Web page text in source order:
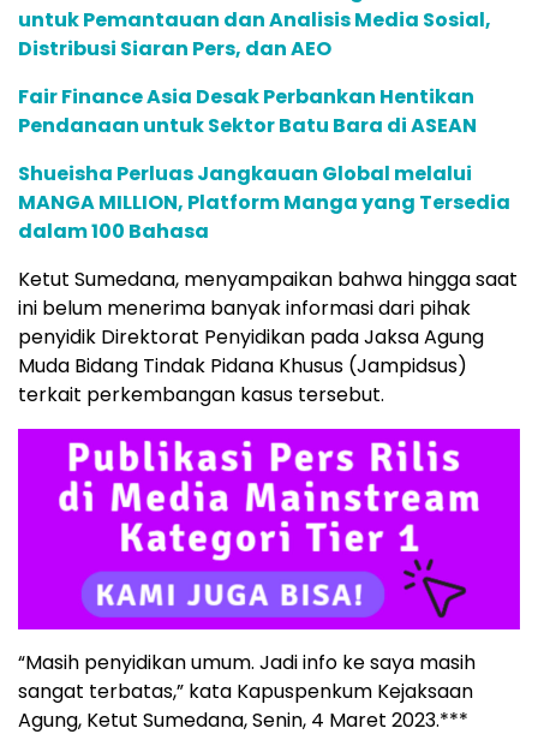
untuk Pemantauan dan Analisis Media Sosial,
Distribusi Siaran Pers, dan AEO
Fair Finance Asia Desak Perbankan Hentikan
Pendanaan untuk Sektor Batu Bara di ASEAN
Shueisha Perluas Jangkauan Global melalui
MANGA MILLION, Platform Manga yang Tersedia
dalam 100 Bahasa
Ketut Sumedana, menyampaikan bahwa hingga saat
ini belum menerima banyak informasi dari pihak
penyidik Direktorat Penyidikan pada Jaksa Agung
Muda Bidang Tindak Pidana Khusus (Jampidsus)
terkait perkembangan kasus tersebut.
“Masih penyidikan umum. Jadi info ke saya masih
sangat terbatas,” kata Kapuspenkum Kejaksaan
Agung, Ketut Sumedana, Senin, 4 Maret 2023.***